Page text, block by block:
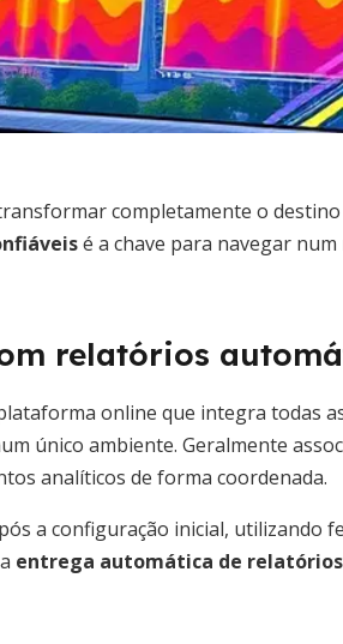
completamente o
é a chave para navegar num
relatórios
online que integra todas
único ambiente. Geralmente
analíticos de forma coordenada.
a configuração inicial, utilizando
entrega automática de